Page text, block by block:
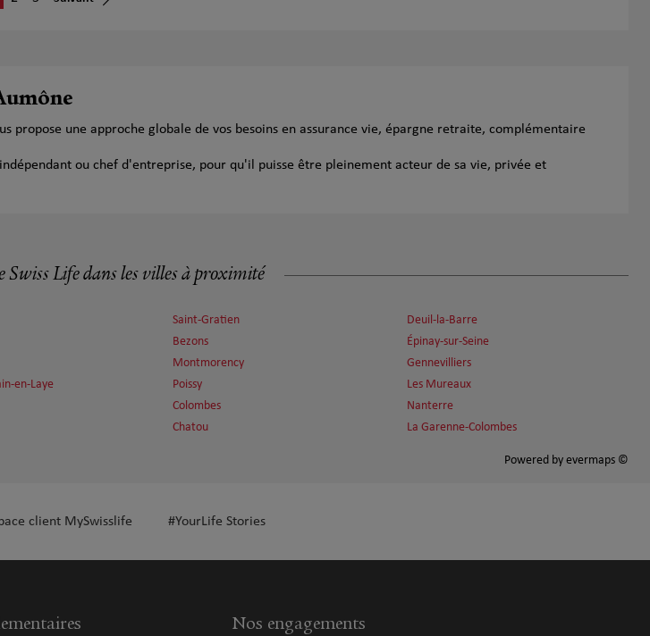
propose une approche globale de vos besoins en assurance vie, épargne retraite, complémentaire
ou chef d'entreprise, pour qu'il puisse être pleinement acteur de sa vie, privée et
Swiss Life dans les villes à proximité
en-Laye
Saint-Gratien
Bezons
Montmorency
Poissy
Colombes
Chatou
Deuil-la-Barre
Épinay-sur-Seine
Gennevilliers
Les Mureaux
Nanterre
La Garenne-Colombes
Powered by evermaps ©
client MySwisslife #YourLife Stories
Nos engagements